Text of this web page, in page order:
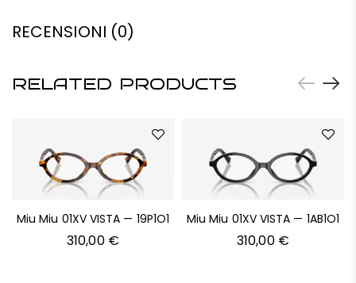
RECENSIONI (0)
RELATED PRODUCTS
Miu Miu 01XV VISTA — 19P1O1
310,00 €
Miu Miu 01XV VISTA — 1AB1O1
310,00 €